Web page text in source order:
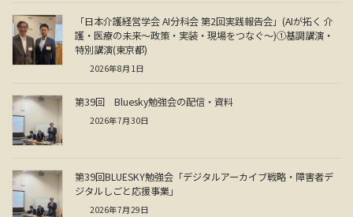
「日本介護経営学会 AI分科会 第2回実践報告会」(AIが拓く 介
護・医療の未来～政策・実装・現場をつなぐ～)①基調講演・
特別講演(東京都)
2026年8月1日
第39回 Bluesky勉強会の配信・資料
2026年7月30日
第39回BLUESKY勉強会「デジタルアーカイブ戦略・障害者デ
ジタルしごと応援事業」
2026年7月29日